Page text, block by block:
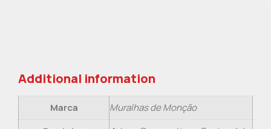
Additional information
Marca
Muralhas de Monção